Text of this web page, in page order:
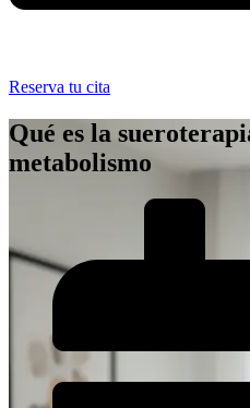
Reserva tu cita
Qué es la
metabolismo